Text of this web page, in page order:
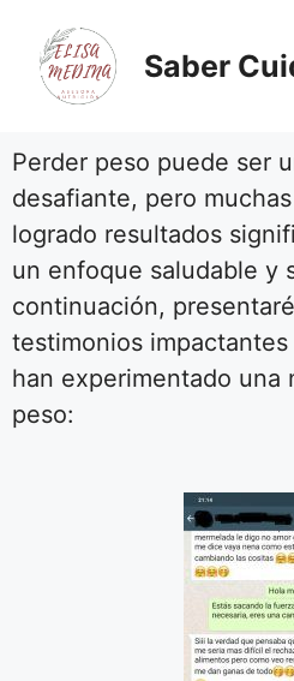
Saber
Perder peso puede ser
desafiante, pero
logrado resultados
un enfoque saludable y
continuación,
testimonios
han experimentado una
peso: